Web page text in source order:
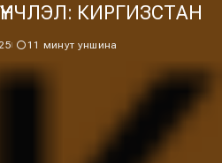
КИРГИЗСТАН
11 минут уншина